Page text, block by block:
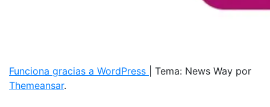
Funciona gracias a WordPress
Tema: News Way por
Themeansar.